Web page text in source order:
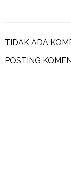
TIDAK ADA
POSTING